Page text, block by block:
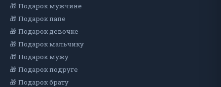
🎁 Подарок мужчине
🎁 Подарок папе
🎁 Подарок девочке
🎁 Подарок мальчику
🎁 Подарок мужу
🎁 Подарок подруге
🎁 Подарок брату